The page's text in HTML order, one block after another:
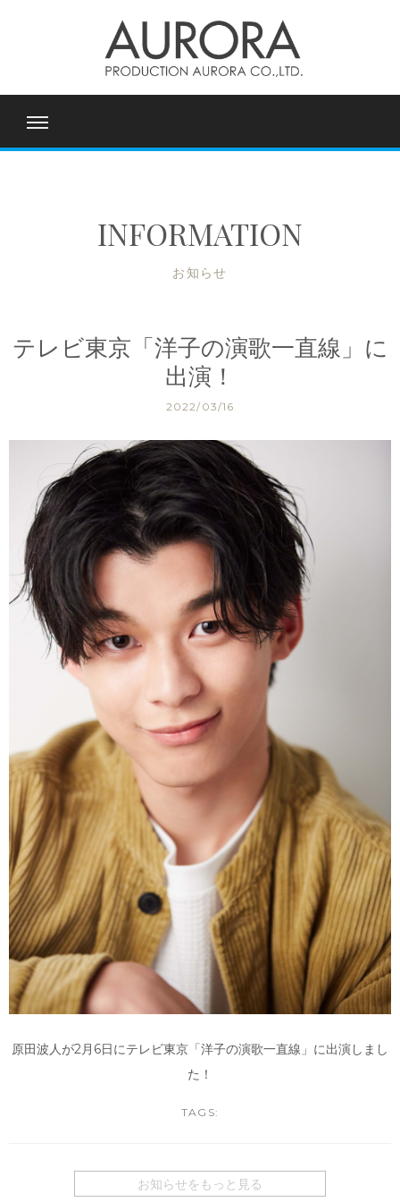
INFORMATION
お知らせ
テレビ東京「洋子の演歌一直線」に
出演！
2022/03/16
原田波人が2月6日にテレビ東京「洋子の演歌一直線」に出演しまし
た！
TAGS:
お知らせをもっと見る